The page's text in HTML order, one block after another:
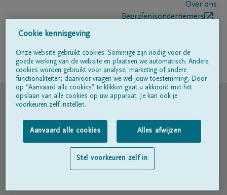
Over ons
Begrafenisondernemers
Volg ons op
© DELA
Gebruiksvoorwaarden
Privacyverklaring
Toegankelijkheidsverklaring
Cookie kennisgeving
Onze website gebruikt cookies. Sommige zijn nodig voor de
goede werking van de website en plaatsen we automatisch. Andere
cookies worden gebruikt voor analyse, marketing of andere
functionaliteiten; daarvoor vragen we wél jouw toestemming. Door
op “Aanvaard alle cookies” te klikken gaat u akkoord met het
opslaan van alle cookies op uw apparaat. Je kan ook je
voorkeuren zelf instellen.
Aanvaard alle cookies Alles afwijzen
Stel voorkeuren zelf in